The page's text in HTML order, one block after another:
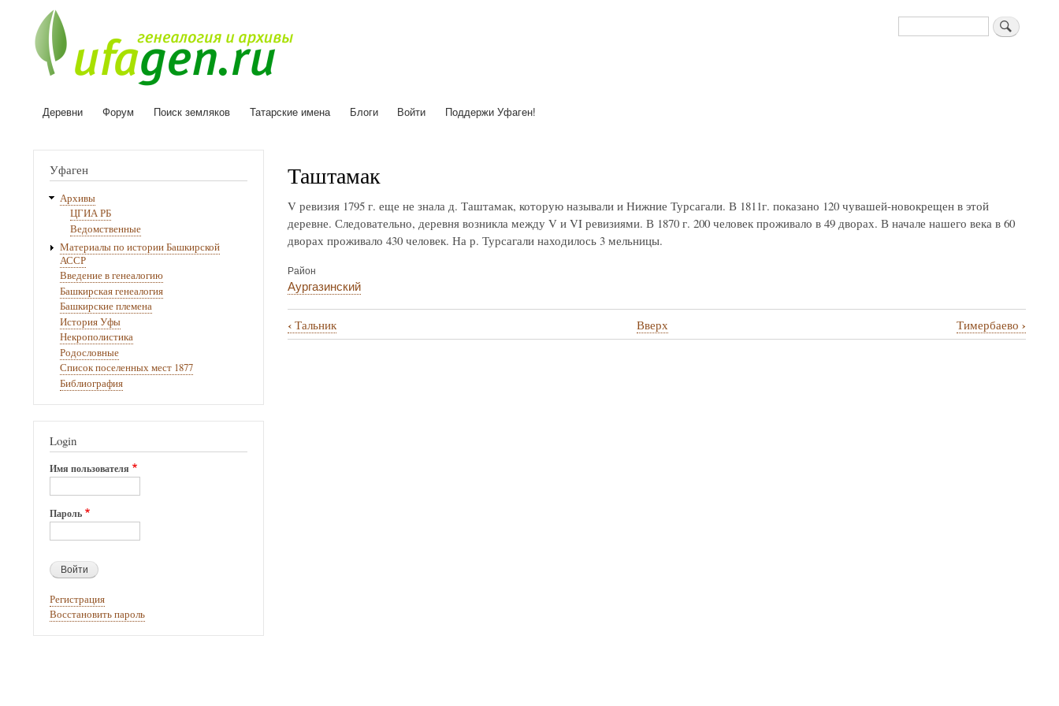
Поиск
Основная
Деревни Форум Поиск земляков Татарские имена Блоги Войти Поддержи Уфаген!
Таштамак
V ревизия 1795 г. еще не знала д. Таштамак, которую называли и Нижние Турсагали. В 1811г. показано 120 чувашей-новокрещен в этой
деревне. Следовательно, деревня возникла между V и VI ревизиями. В 1870 г. 200 человек проживало в 49 дворах. В начале нашего века в 60
дворах проживало 430 человек. На р. Турсагали находилось 3 мельницы.
Район
Аургазинский
Перекрёстные
‹Тальник Вверх Тимербаево ›
Уфаген
Архивы
ЦГИА РБ
Ведомственные
Материалы по истории Башкирской
АССР
Введение в генеалогию
Башкирская генеалогия
Башкирские племена
История Уфы
Некрополистика
Родословные
Список поселенных мест 1877
Библиография
Login
Имя пользователя
Пароль
Регистрация
Восстановить пароль